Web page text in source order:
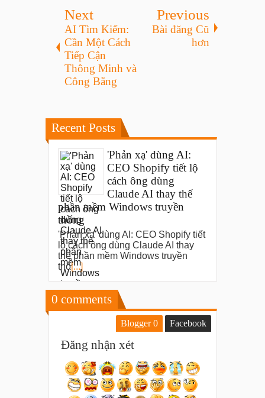
Next
AI Tìm Kiếm:
Cần Một Cách
Tiếp Cận
Thông Minh và
Công Bằng
Previous
Bài đăng Cũ
hơn
Recent Posts
'Phản xạ' dùng AI:
CEO Shopify tiết lộ
cách ông dùng
Claude AI thay thế
phần mềm Windows truyền
thống
'Phản xạ' dùng AI: CEO Shopify tiết
lộ cách ông dùng Claude AI thay
thế phần mềm Windows truyền
thố[...]
0 comments
Blogger0 Facebook
Đăng nhận xét